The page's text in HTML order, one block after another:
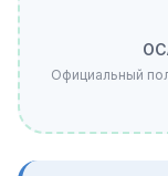
Официальный